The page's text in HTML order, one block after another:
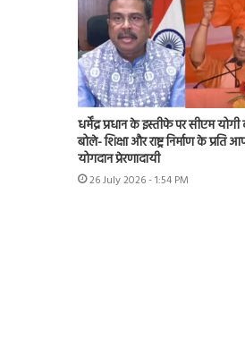
धर्मेंद्र प्रधान के इस्तीफे पर सीएम
बोले- शिक्षा और राष्ट्र निर्माण के प्रति
योगदान प्रेरणादायी
26 July 2026 - 1:54 PM